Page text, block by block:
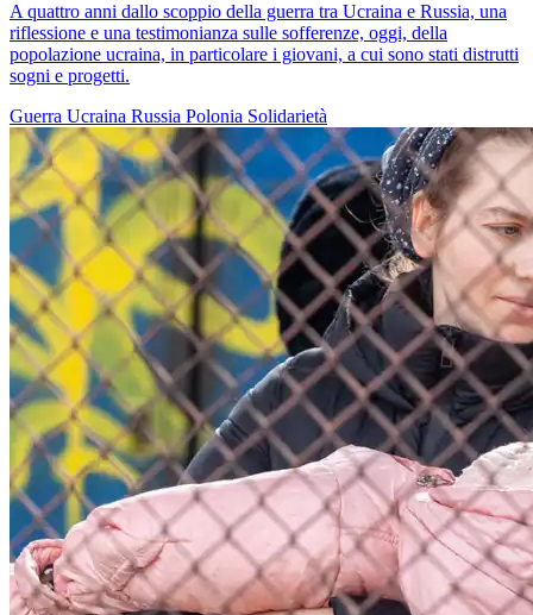
A quattro anni dallo scoppio della guerra tra Ucraina e Russia, una
riflessione e una testimonianza sulle sofferenze, oggi, della
popolazione ucraina, in particolare i giovani, a cui sono stati distrutti
sogni e progetti.
Guerra Ucraina Russia Polonia Solidarietà